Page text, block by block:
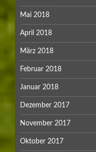
Mai 2018
April 2018
März 2018
Februar 2018
Januar 2018
Dezember 2017
November 2017
Oktober 2017